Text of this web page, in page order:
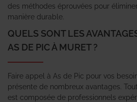
des méthodes éprouvées pour
manière durable.
QUELS SONT LES
AS DE PIC À MURET ?
Faire appel à As de Pic pour vos
présente de nombreux avantages.
est composée de professionnels